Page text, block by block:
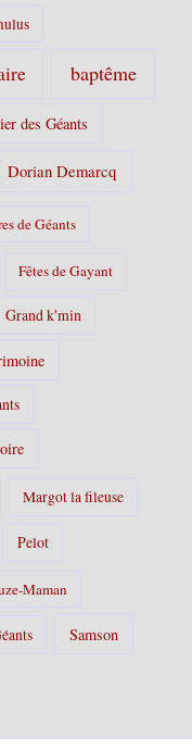
baptême
des Géants
Dorian Demarcq
de Géants
Fêtes de Gayant
Grand k'min
Margot la fileuse
Pelot
Maman
Samson